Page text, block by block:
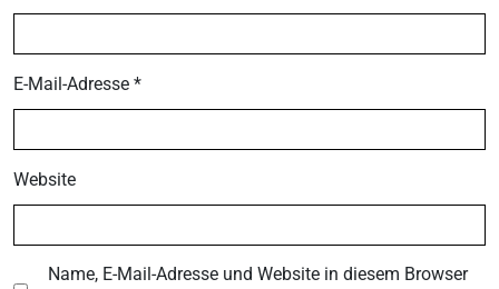
E-Mail-Adresse *
Website
Name, E-Mail-Adresse und Website in diesem Browser